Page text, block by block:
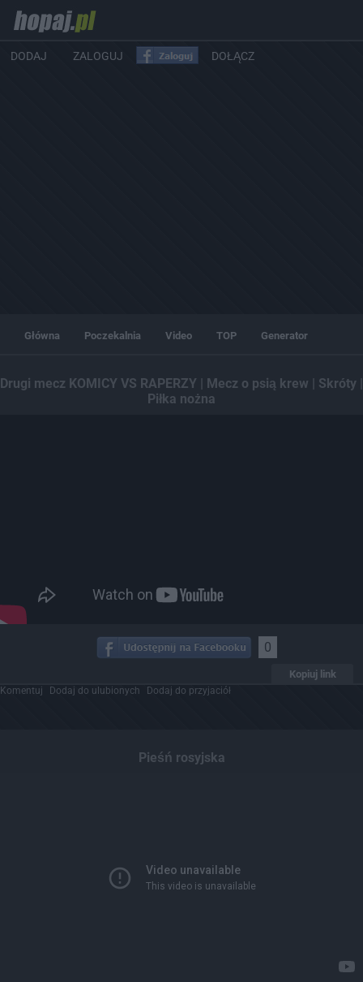
DODAJ ZALOGUJ DOŁĄCZ
Główna Poczekalnia Video TOP Generator
Drugi mecz KOMICY VS RAPERZY | Mecz o psią krew | Skróty |
Piłka nożna
0
Kopiuj link
Komentuj Dodaj do ulubionych Dodaj do przyjaciół
Pieśń rosyjska